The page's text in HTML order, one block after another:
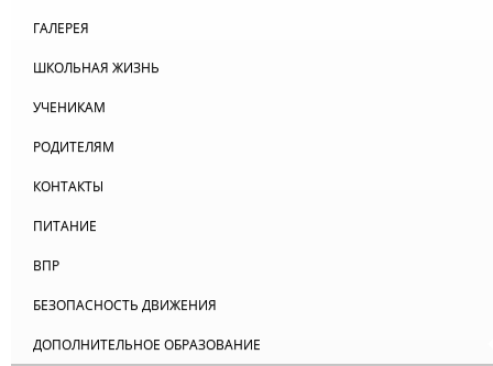
ГАЛЕРЕЯ
ШКОЛЬНАЯ ЖИЗНЬ
УЧЕНИКАМ
РОДИТЕЛЯМ
КОНТАКТЫ
ПИТАНИЕ
ВПР
БЕЗОПАСНОСТЬ ДВИЖЕНИЯ
ДОПОЛНИТЕЛЬНОЕ ОБРАЗОВАНИЕ